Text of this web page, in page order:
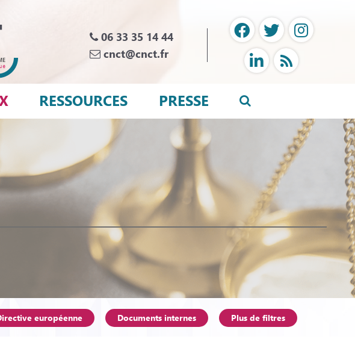
06 33 35 14 44
cnct@cnct.fr
RESSOURCES PRESSE
européenne Documents internes Plus de filtres